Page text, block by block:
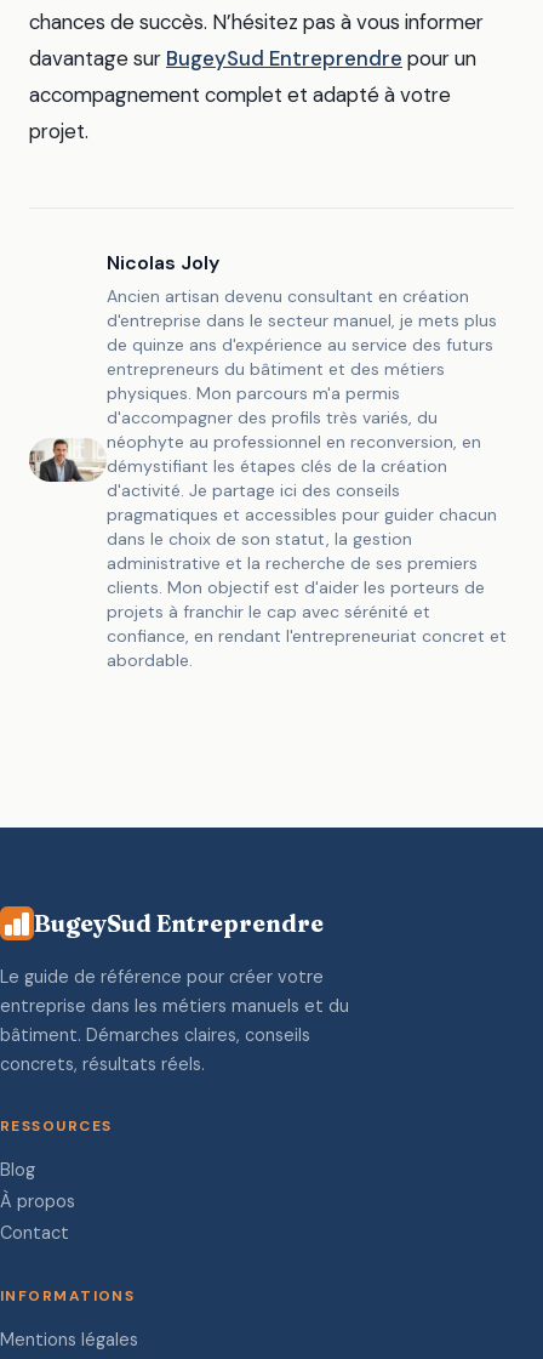
chances de succès. N’hésitez pas à vous informer
davantage sur BugeySud Entreprendre pour un
accompagnement complet et adapté à votre
projet.
Nicolas Joly
Ancien artisan devenu consultant en création
d'entreprise dans le secteur manuel, je mets plus
de quinze ans d'expérience au service des futurs
entrepreneurs du bâtiment et des métiers
physiques. Mon parcours m'a permis
d'accompagner des profils très variés, du
néophyte au professionnel en reconversion, en
démystifiant les étapes clés de la création
d'activité. Je partage ici des conseils
pragmatiques et accessibles pour guider chacun
dans le choix de son statut, la gestion
administrative et la recherche de ses premiers
clients. Mon objectif est d'aider les porteurs de
projets à franchir le cap avec sérénité et
confiance, en rendant l'entrepreneuriat concret et
abordable.
BugeySud Entreprendre
Le guide de référence pour créer votre
entreprise dans les métiers manuels et du
bâtiment. Démarches claires, conseils
concrets, résultats réels.
RESSOURCES
Blog
À propos
Contact
INFORMATIONS
Mentions légales